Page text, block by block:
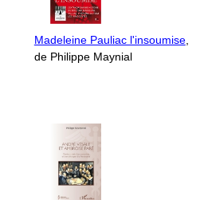
Madeleine Pauliac l'insoumise,
de Philippe Maynial